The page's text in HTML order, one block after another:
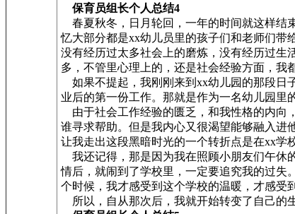
保育员组长个人总结4
春夏秋冬，日月轮回，一年的时间就这样结
忆大部分都是xx幼儿员里的孩子们和老师们带
没有经历过太多社会上的磨炼，没有经历过生
多，不管里心理上的，还是社会经验方面，我
如果不提起，我刚刚来到xx幼儿园的那段日
业后的第一份工作。那就是作为一名幼儿园里
由于社会工作经验的匮乏，和我性格的内向
谁寻求帮助。但是我内心又很渴望能够融入进
让我走出这段黑暗时光的一个转折点是在xx学
我还记得，那是因为我在照顾小朋友们午休
情后，就闹到了学校里，一定要追究我的过失
个时候，我才感受到这个学校的温暖，才感受
所以，自从那次后，我就开始转变了自己的